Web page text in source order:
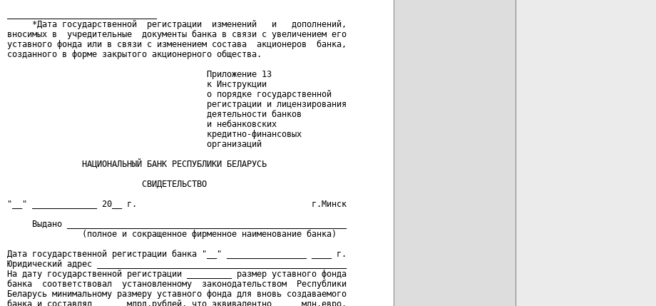
     *Дата государственной  регистрации  изменений   и   дополнений,
вносимых в  учредительные  документы банка в связи с увеличением его
уставного фонда или в связи с изменением состава  акционеров  банка,
созданного в форме закрытого акционерного общества.
                                        Приложение 13
                                        к Инструкции
                                        о порядке государственной
                                        регистрации и лицензирования
                                        деятельности банков
                                        и небанковских
                                        кредитно-финансовых
                                        организаций
               НАЦИОНАЛЬНЫЙ БАНК РЕСПУБЛИКИ БЕЛАРУСЬ
                           СВИДЕТЕЛЬСТВО
"__" _____________ 20__ г.                                   г.Минск
     Выдано ________________________________________________________
               (полное и сокращенное фирменное наименование банка)
Дата государственной регистрации банка "__" ________________ ____ г.
Юридический адрес __________________________________________________
На дату государственной регистрации _________ размер уставного фонда
банка  соответствовал  установленному  законодательством  Республики
Беларусь минимальному размеру уставного фонда для вновь создаваемого
банка и составлял _____ млрд.рублей, что эквивалентно ____ млн.евро.